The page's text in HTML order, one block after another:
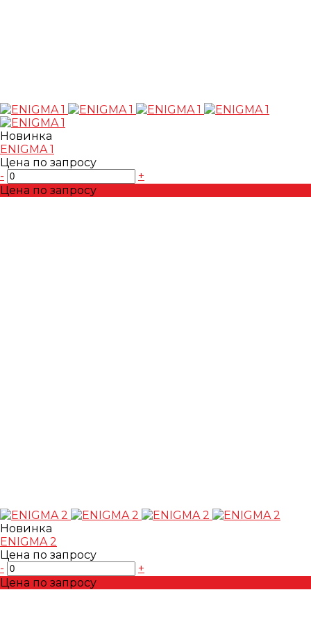
Новинка
ENIGMA 1
Цена по запросу
-
+
Цена по запросу
Новинка
ENIGMA 2
Цена по запросу
-
+
Цена по запросу